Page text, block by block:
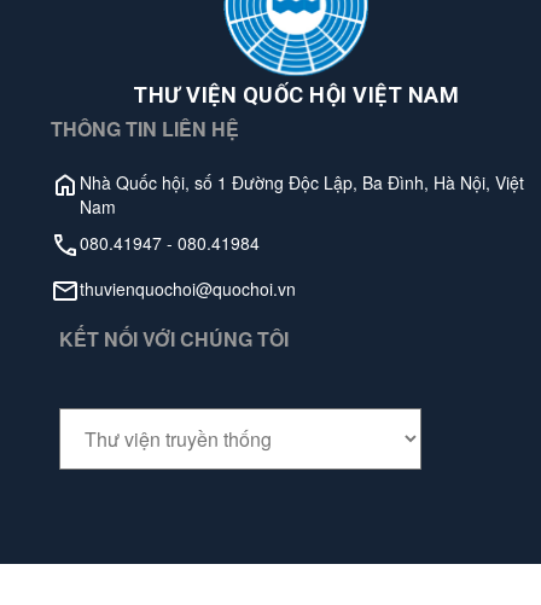
THƯ VIỆN QUỐC HỘI VIỆT NAM
THÔNG TIN LIÊN HỆ
Nhà Quốc hội, số 1 Đường Độc Lập, Ba Đình, Hà Nội, Việt
Nam
080.41947 - 080.41984
thuvienquochoi@quochoi.vn
KẾT NỐI VỚI CHÚNG TÔI